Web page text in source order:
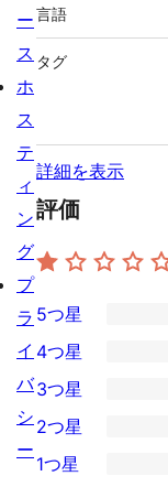
言語
タグ
詳細を表示
評価
0
5-
星
レ
ビ
5つ星
4-
星
レ
4つ星
0
3-
星
3つ星
2-
2つ星
1つ星
ー
ス
ホ
ス
テ
ィ
ン
グ
プ
ラ
イ
バ
シ
ー